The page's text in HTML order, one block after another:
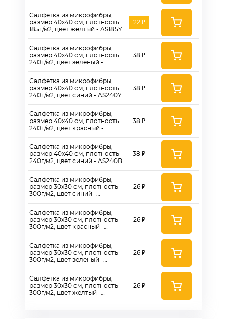
Салфетка из микрофибры,
размер 40x40 см, плотность
185г/м2, цвет желтый - AS185Y
Салфетка из микрофибры,
размер 40x40 см, плотность
240г/м2, цвет зеленый -
Салфетка из микрофибры,
размер 40x40 см, плотность
240г/м2, цвет синий - AS240Y
Салфетка из микрофибры,
размер 40x40 см, плотность
240г/м2, цвет красный -
Салфетка из микрофибры,
размер 40x40 см, плотность
240г/м2, цвет синий - AS240B
Салфетка из микрофибры,
размер 30x30 см, плотность
300г/м2, цвет синий -
Салфетка из микрофибры,
размер 30x30 см, плотность
300г/м2, цвет красный -
Салфетка из микрофибры,
размер 30x30 см, плотность
300г/м2, цвет зеленый -
Салфетка из микрофибры,
размер 30x30 см, плотность
300г/м2, цвет желтый -
22 ₽
38 ₽
38 ₽
38 ₽
38 ₽
26 ₽
26 ₽
26 ₽
26 ₽